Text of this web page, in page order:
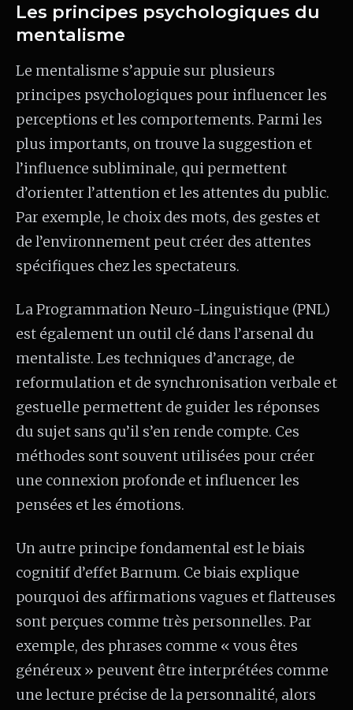
Les principes psychologiques du
mentalisme
Le mentalisme s’appuie sur plusieurs
principes psychologiques pour influencer les
perceptions et les comportements. Parmi les
plus importants, on trouve la suggestion et
l’influence subliminale, qui permettent
d’orienter l’attention et les attentes du public.
Par exemple, le choix des mots, des gestes et
de l’environnement peut créer des attentes
spécifiques chez les spectateurs.
La Programmation Neuro-Linguistique (PNL)
est également un outil clé dans l’arsenal du
mentaliste. Les techniques d’ancrage, de
reformulation et de synchronisation verbale et
gestuelle permettent de guider les réponses
du sujet sans qu’il s’en rende compte. Ces
méthodes sont souvent utilisées pour créer
une connexion profonde et influencer les
pensées et les émotions.
Un autre principe fondamental est le biais
cognitif d’effet Barnum. Ce biais explique
pourquoi des affirmations vagues et flatteuses
sont perçues comme très personnelles. Par
exemple, des phrases comme « vous êtes
généreux » peuvent être interprétées comme
une lecture précise de la personnalité, alors